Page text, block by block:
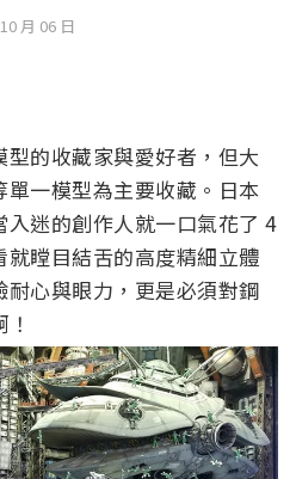
月 06 日
的收藏家與愛好者，但大
一模型為主要收藏。日本
迷的創作人就一口氣花了 4
瞠目結舌的高度精細立體
心與眼力，更是必須對鋼